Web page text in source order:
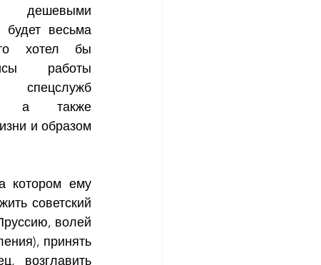
дешевыми
весьма
хотел бы
работы
спецслужб
а также
и образом
котором ему
советский
волей
принять
возглавить